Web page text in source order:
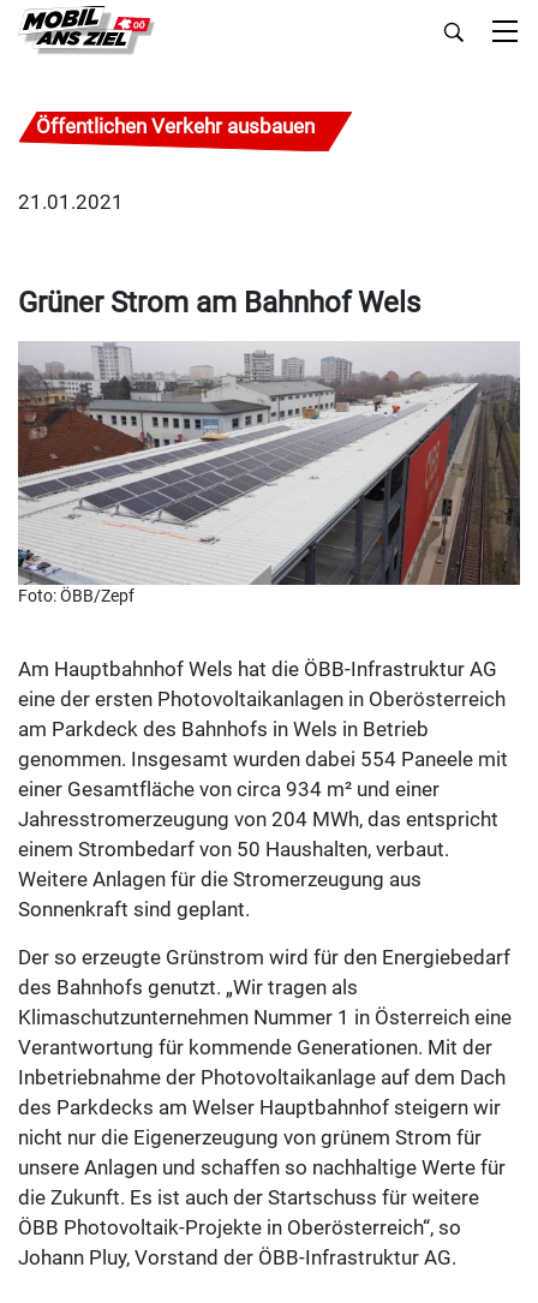
Öffentlichen Verkehr ausbauen
21.01.2021
Grüner Strom am Bahnhof Wels
Foto: ÖBB/Zepf
Am Hauptbahnhof Wels hat die ÖBB-Infrastruktur AG
eine der ersten Photovoltaikanlagen in Oberösterreich
am Parkdeck des Bahnhofs in Wels in Betrieb
genommen. Insgesamt wurden dabei 554 Paneele mit
einer Gesamtfläche von circa 934 m² und einer
Jahresstromerzeugung von 204 MWh, das entspricht
einem Strombedarf von 50 Haushalten, verbaut.
Weitere Anlagen für die Stromerzeugung aus
Sonnenkraft sind geplant.
Der so erzeugte Grünstrom wird für den Energiebedarf
des Bahnhofs genutzt. „Wir tragen als
Klimaschutzunternehmen Nummer 1 in Österreich eine
Verantwortung für kommende Generationen. Mit der
Inbetriebnahme der Photovoltaikanlage auf dem Dach
des Parkdecks am Welser Hauptbahnhof steigern wir
nicht nur die Eigenerzeugung von grünem Strom für
unsere Anlagen und schaffen so nachhaltige Werte für
die Zukunft. Es ist auch der Startschuss für weitere
ÖBB Photovoltaik-Projekte in Oberösterreich“, so
Johann Pluy, Vorstand der ÖBB-Infrastruktur AG.